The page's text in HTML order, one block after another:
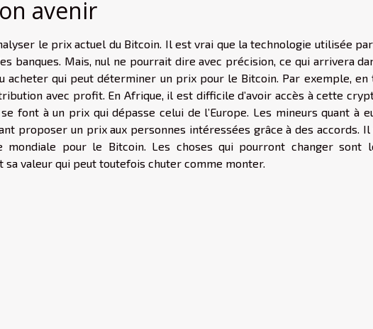
avenir
le prix actuel du Bitcoin. Il est vrai que la technologie utilisée
banques. Mais, nul ne pourrait dire avec précision, ce qui arrivera
acheter qui peut déterminer un prix pour le Bitcoin. Par exemple, en
avec profit. En Afrique, il est difficile d’avoir accès à cette
font à un prix qui dépasse celui de l’Europe. Les mineurs quant à
proposer un prix aux personnes intéressées grâce à des accords. Il
mondiale pour le Bitcoin. Les choses qui pourront changer sont
sa valeur qui peut toutefois chuter comme monter.